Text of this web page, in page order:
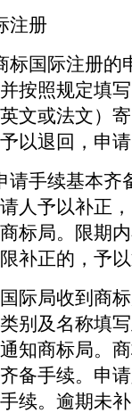
注册
标国际注册
按照规定填
文或法文）
以退回，申
请手续基本
人予以补正
标局。限期
补正的，予
际局收到商
别及名称填
知商标局。
备手续。申
续。逾期未